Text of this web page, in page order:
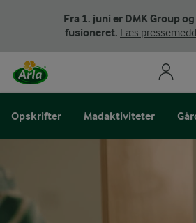
Fra 1. juni er DMK Group
fusioneret. Læs
Opskrifter Madaktiviteter